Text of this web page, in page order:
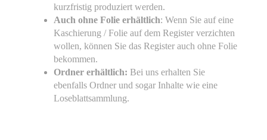
kurzfristig produziert werden.
Auch ohne Folie erhältlich: Wenn Sie auf eine
Kaschierung / Folie auf dem Register verzichten
wollen, können Sie das Register auch ohne Folie
bekommen.
Ordner erhältlich: Bei uns erhalten Sie
ebenfalls Ordner und sogar Inhalte wie eine
Loseblattsammlung.